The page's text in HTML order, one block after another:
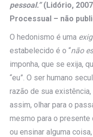
pessoal.”(Lidório,
Processual – não
O hedonismo é uma
estabelecido é o “não
imponha, que se exija,
“eu”. O ser humano
razão de sua
assim, olhar para o
mesmo para o presente
ou ensinar alguma